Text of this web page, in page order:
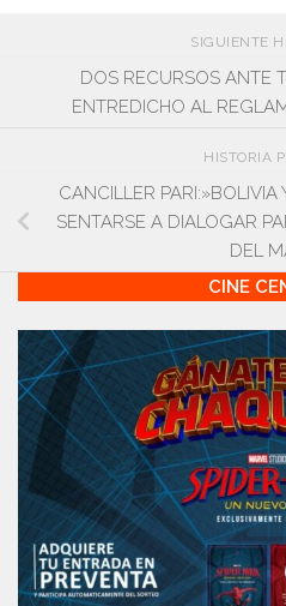
SIGUIENTE
DOS RECURSOS ANTE
ENTREDICHO AL
HISTORIA
CANCILLER
SENTARSE A DIALOGAR
DEL
CINE